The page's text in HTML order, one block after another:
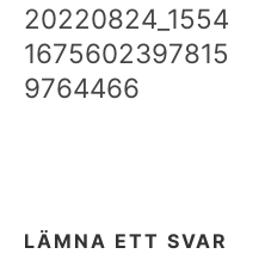
20220824_1554
1675602397815
9764466
LÄMNA ETT SVAR